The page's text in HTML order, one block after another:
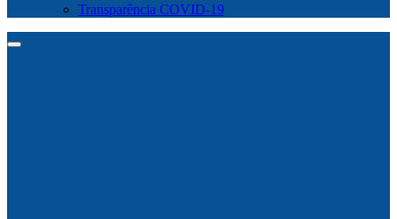
Transparência COVID-19